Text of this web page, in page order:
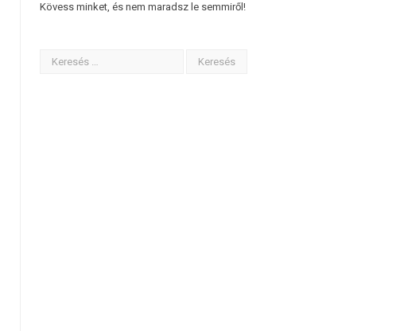
Kövess minket, és nem maradsz le semmiről!